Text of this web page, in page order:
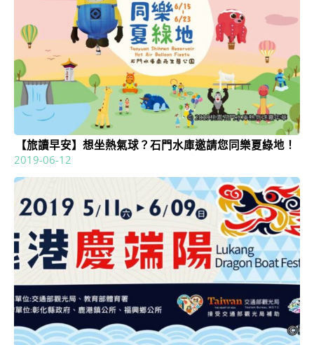
【旅讀早安】想坐熱氣球？石門水庫邀請您同樂夏綠地！
2019-06-12